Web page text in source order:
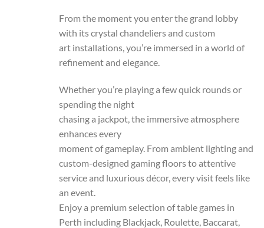
From the moment you enter the grand lobby
with its crystal chandeliers and custom
art installations, you’re immersed in a world of
refinement and elegance.
Whether you’re playing a few quick rounds or
spending the night
chasing a jackpot, the immersive atmosphere
enhances every
moment of gameplay. From ambient lighting and
custom-designed gaming floors to attentive
service and luxurious décor, every visit feels like
an event.
Enjoy a premium selection of table games in
Perth including Blackjack, Roulette, Baccarat,